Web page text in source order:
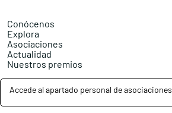
Conócenos
Explora
Asociaciones
Actualidad
Nuestros premios
Accede al apartado personal de asociaciones